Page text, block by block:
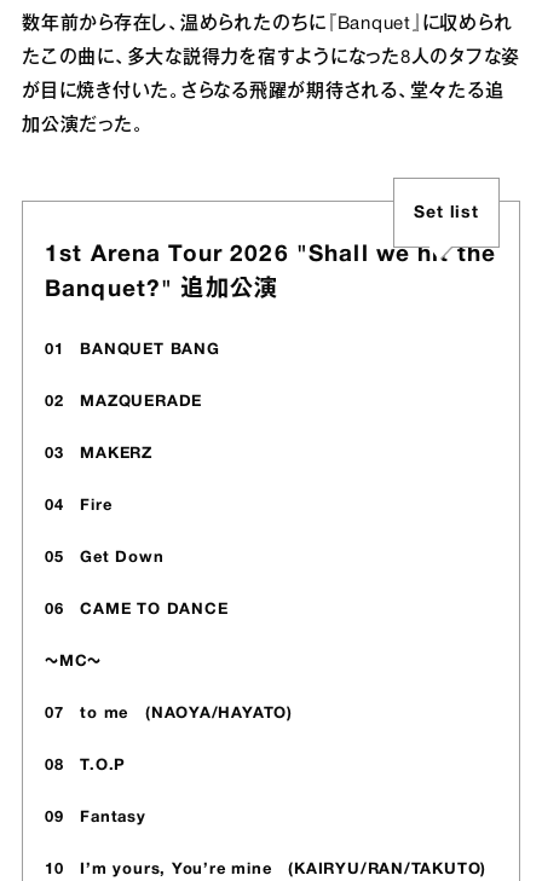
数年前から存在し、温められたのちに『Banquet』に収められ
たこの曲に、多大な説得力を宿すようになった8人のタフな姿
が目に焼き付いた。さらなる飛躍が期待される、堂々たる追
加公演だった。
1st Arena Tour 2026 "Shall we hit the
Banquet?" 追加公演
Set list
01 BANQUET BANG
02 MAZQUERADE
03 MAKERZ
04 Fire
05 Get Down
06 CAME TO DANCE
〜MC〜
07 to me (NAOYA/HAYATO)
08 T.O.P
09 Fantasy
10 I’m yours, You’re mine (KAIRYU/RAN/TAKUTO)